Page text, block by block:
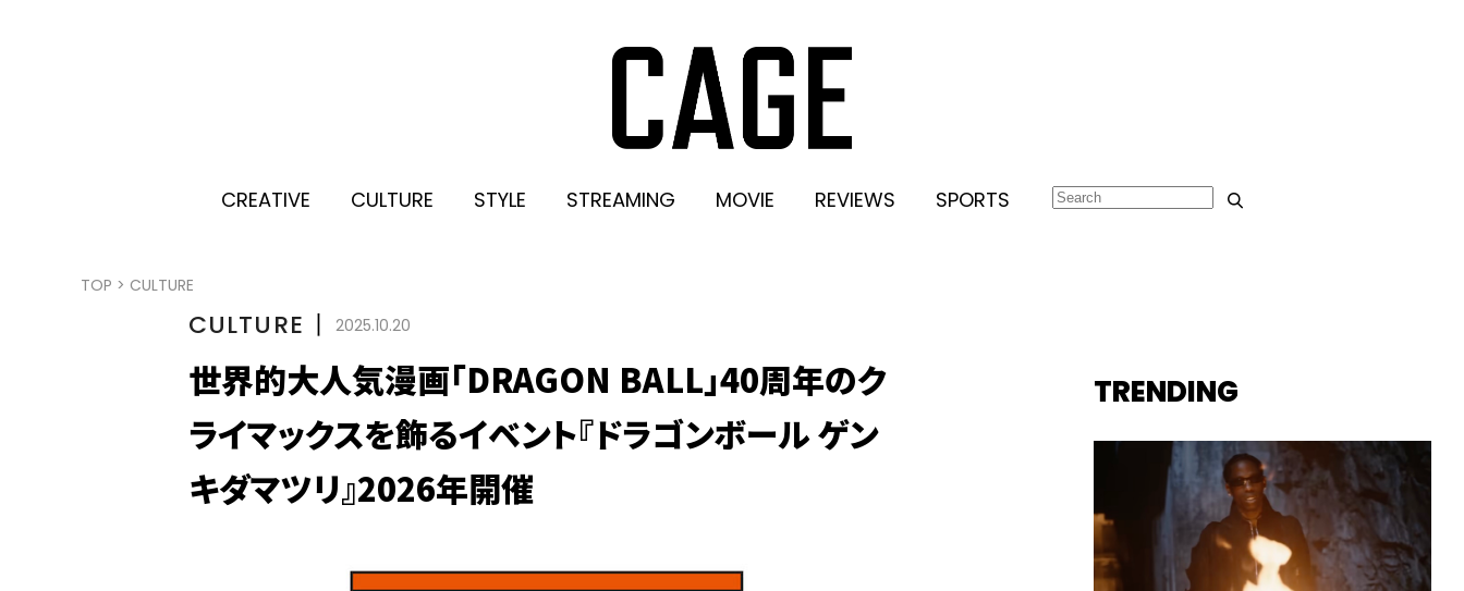
CREATIVE CULTURE STYLE STREAMING MOVIE REVIEWS SPORTS
TOP > CULTURE
CULTURE 丨 2025.10.20
世界的大人気漫画「DRAGON BALL」40周年のク
ライマックスを飾るイベント『ドラゴンボール ゲン
キダマツリ』2026年開催
TRENDING